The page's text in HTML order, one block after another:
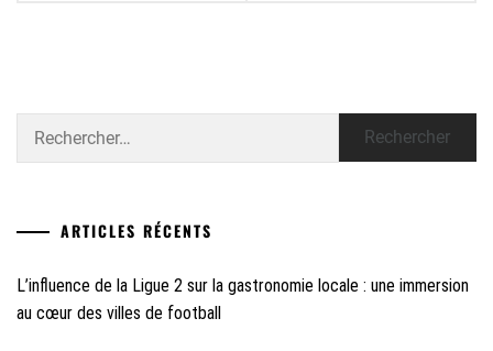
ARTICLES RÉCENTS
L’influence de la Ligue 2 sur la gastronomie locale : une immersion
au cœur des villes de football